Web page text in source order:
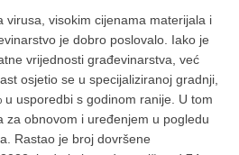
virusa, visokim cijenama materijala i
je dobro poslovalo. Iako je
vrijednosti građevinarstva, već
osjetio se u specijaliziranoj gradnji,
usporedbi s godinom ranije. U tom
za obnovom i uređenjem u pogledu
Rastao je broj dovršene